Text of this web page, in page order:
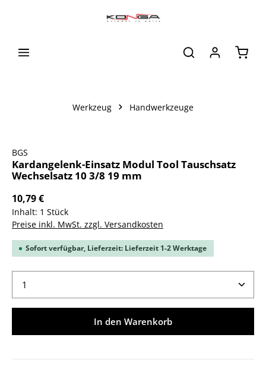
Werkzeug Handwerkzeuge
BGS
Kardangelenk-Einsatz Modul Tool Tauschsatz
Wechselsatz 10 3/8 19 mm
10,79 €
Inhalt: 1 Stück
Preise inkl. MwSt. zzgl. Versandkosten
Sofort verfügbar, Lieferzeit: Lieferzeit 1-2 Werktage
Produkt Anzahl: Gib den gewünschten Wert ein
In den Warenkorb